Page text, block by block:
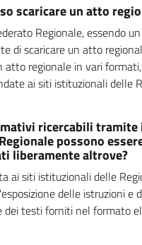
scaricare un atto
Regionale, essendo
di scaricare un atto
atto regionale in vari
ai siti istituzionali delle
ricercabili tramite
possono
liberamente altrove?
ai siti istituzionali delle
delle istruzioni e
dei testi forniti nel formato